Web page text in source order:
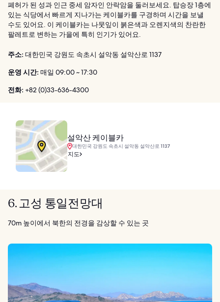
폐허가 된 성과 인근 중세 암자인 안락암을 둘러보세요. 탑승장 1층에
있는 식당에서 빠르게 지나가는 케이블카를 구경하며 시간을 보낼
수도 있어요. 이 케이블카는 나뭇잎이 붉은색과 오렌지색의 찬란한
팔레트로 변하는 가을에 특히 인기가 있어요.
주소: 대한민국 강원도 속초시 설악동 설악산로 1137
운영 시간: 매일 09:00 ~ 17:30
전화: +82 (0)33-636-4300
설악산 케이블카
대한민국 강원도 속초시 설악동 설악산로 1137
지도
6. 고성 통일전망대
70m 높이에서 북한의 전경을 감상할 수 있는 곳